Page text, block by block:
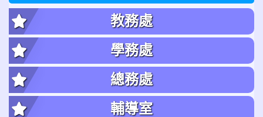
教務處
學務處
總務處
輔導室